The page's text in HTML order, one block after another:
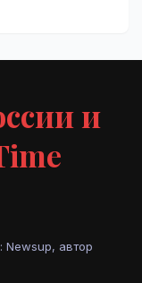
и
Newsup, автор